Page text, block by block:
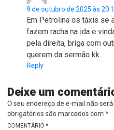
9 de outubro de 2025 às
Em Petrolina os táxis se
fazem racha na ida e
pela direita, briga com
querem da sermão kk
Reply
Deixe um
O seu endereço de e-mail não
obrigatórios são marcados com *
COMENTÁRIO *